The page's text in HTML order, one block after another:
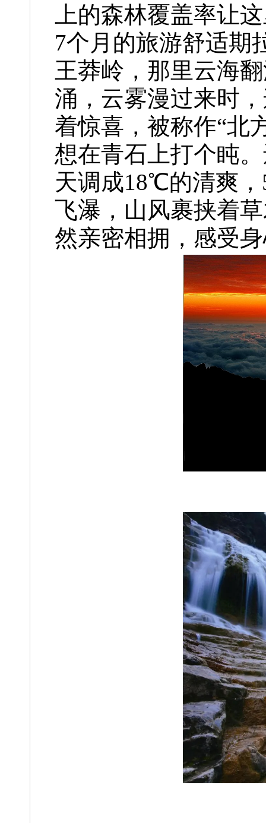
上的森林覆盖率让
7个月的旅游舒适期
王莽岭，那里云海
涌，云雾漫过来时
着惊喜，被称作“北
想在青石上打个盹
天调成18℃的清爽
飞瀑，山风裹挟着
然亲密相拥，感受